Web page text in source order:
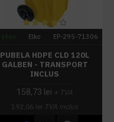
Elko EP-295-71306
PUBELA HDPE CLD 120L
GALBEN - TRANSPORT
INCLUS
158,73 lei + TVA
192,06 lei TVA inclus